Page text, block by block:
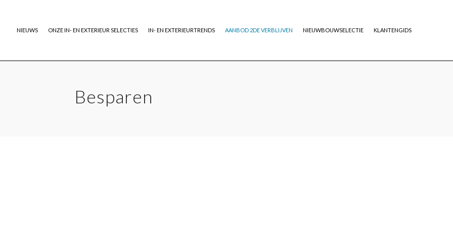
NIEUWS ONZE IN- EN EXTERIEUR SELECTIES IN- EN EXTERIEURTRENDS AANBOD 2DE VERBLIJVEN NIEUWBOUWSELECTIE KLANTENGIDS
Besparen